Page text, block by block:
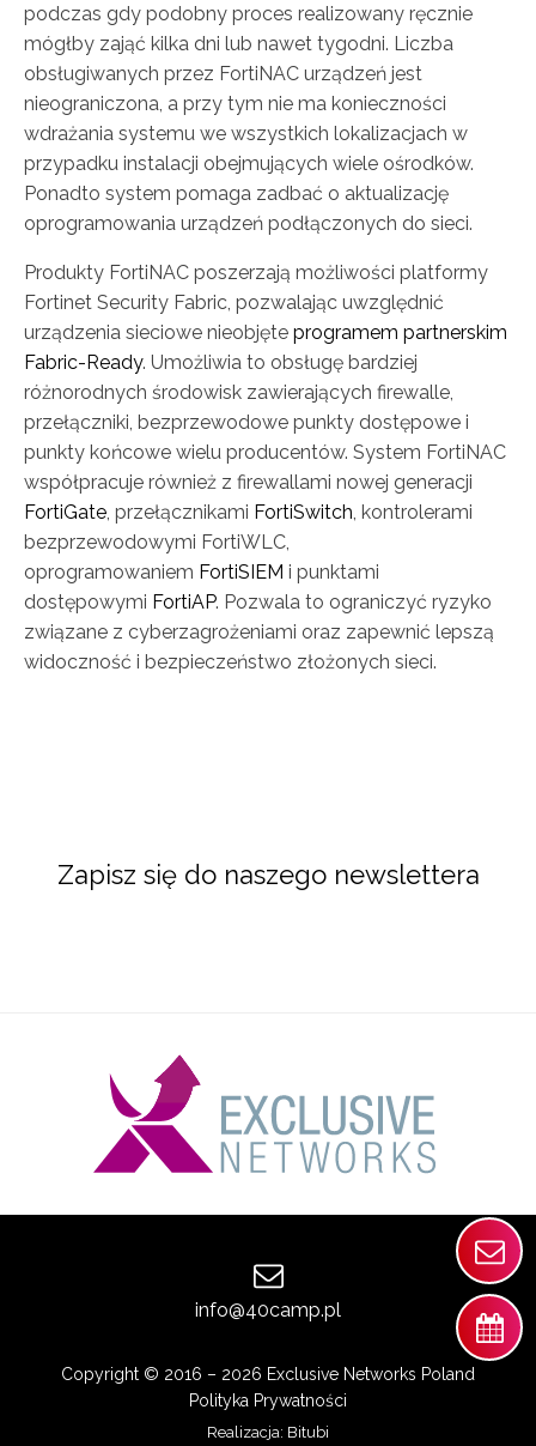
podczas gdy podobny proces realizowany ręcznie
mógłby zająć kilka dni lub nawet tygodni. Liczba
obsługiwanych przez FortiNAC urządzeń jest
nieograniczona, a przy tym nie ma konieczności
wdrażania systemu we wszystkich lokalizacjach w
przypadku instalacji obejmujących wiele ośrodków.
Ponadto system pomaga zadbać o aktualizację
oprogramowania urządzeń podłączonych do sieci.
Produkty FortiNAC poszerzają możliwości platformy
Fortinet Security Fabric, pozwalając uwzględnić
urządzenia sieciowe nieobjęte programem partnerskim
Fabric-Ready. Umożliwia to obsługę bardziej
różnorodnych środowisk zawierających firewalle,
przełączniki, bezprzewodowe punkty dostępowe i
punkty końcowe wielu producentów. System FortiNAC
współpracuje również z firewallami nowej generacji
FortiGate , przełącznikami FortiSwitch , kontrolerami
bezprzewodowymi FortiWLC,
oprogramowaniem FortiSIEM i punktami
dostępowymi FortiAP. Pozwala to ograniczyć ryzyko
związane z cyberzagrożeniami oraz zapewnić lepszą
widoczność i bezpieczeństwo złożonych sieci.
Zapisz się do naszego newslettera
info@40camp.pl
Copyright © 2016 – 2026 Exclusive Networks Poland
Polityka Prywatności
Realizacja: Bitubi